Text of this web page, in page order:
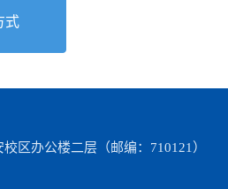
式
区办公楼二层（邮编：710121）